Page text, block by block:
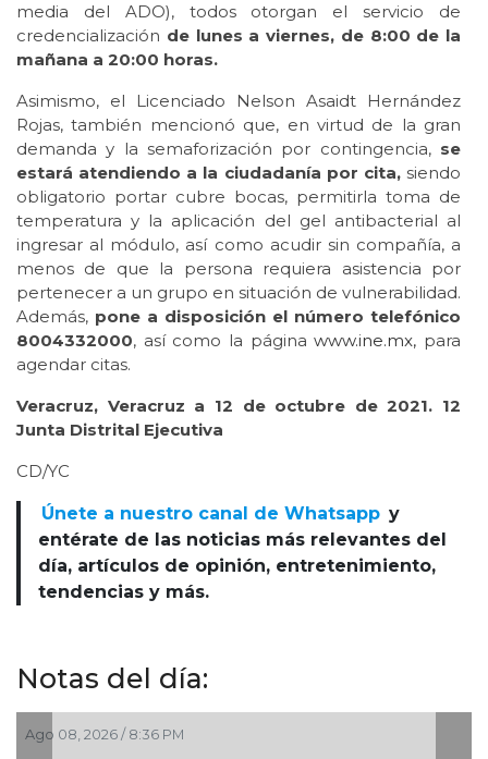
media del ADO), todos otorgan el servicio de
credencialización de lunes a viernes, de 8:00 de la
mañana a 20:00 horas.
Asimismo, el Licenciado Nelson Asaidt Hernández
Rojas, también mencionó que, en virtud de la gran
demanda y la semaforización por contingencia, se
estará atendiendo a la ciudadanía por cita,siendo
obligatorio portar cubre bocas, permitirla toma de
temperatura y la aplicación del gel antibacterial al
ingresar al módulo, así como acudir sin compañía, a
menos de que la persona requiera asistencia por
pertenecer a un grupo en situación de vulnerabilidad.
Además, pone a disposición el número telefónico
8004332000, así como la páginawww.ine.mx, para
agendar citas.
Veracruz, Veracruz a 12 de octubre de 2021. 12
Junta Distrital Ejecutiva
CD/YC
Únete a nuestro canal de Whatsapp y
entérate de las noticias más relevantes del
día, artículos de opinión, entretenimiento,
tendencias y más.
Notas del día:
/ 8:36 PM